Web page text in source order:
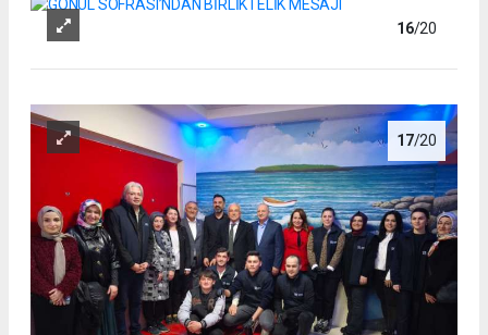
16/20
17/20